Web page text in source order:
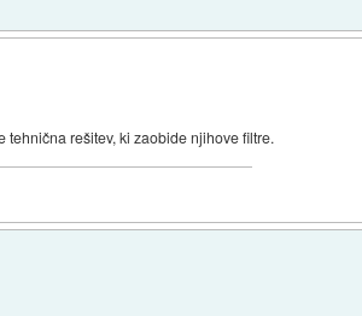
rešitev, ki zaobide njihove filtre.